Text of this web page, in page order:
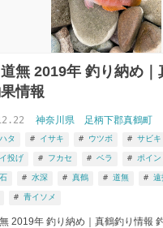
無 2019年 釣り納め｜
情報
神奈川県 足柄下郡真鶴町
タ イサキ ウツボ サビキ
投げ フカセ ベラ ポイン
水深 真鶴 道無 遠
青イソメ
2019年 釣り納め｜真鶴釣り情報